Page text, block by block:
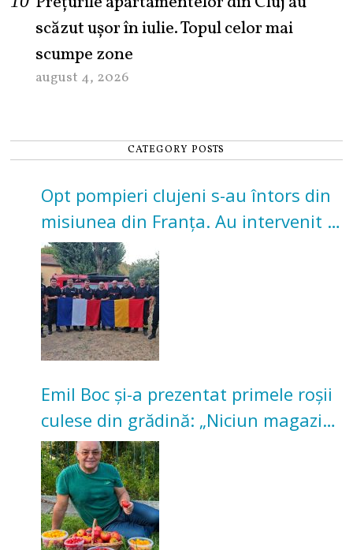
scăzut ușor în iulie. Topul celor mai
scumpe zone
august 4, 2026
CATEGORY POSTS
Opt pompieri clujeni s-au întors din
misiunea din Franța. Au intervenit la
incendii de vegetație și pădure
Emil Boc și-a prezentat primele roșii
culese din grădină: „Niciun magazin
nu poate oferi această satisfacție”